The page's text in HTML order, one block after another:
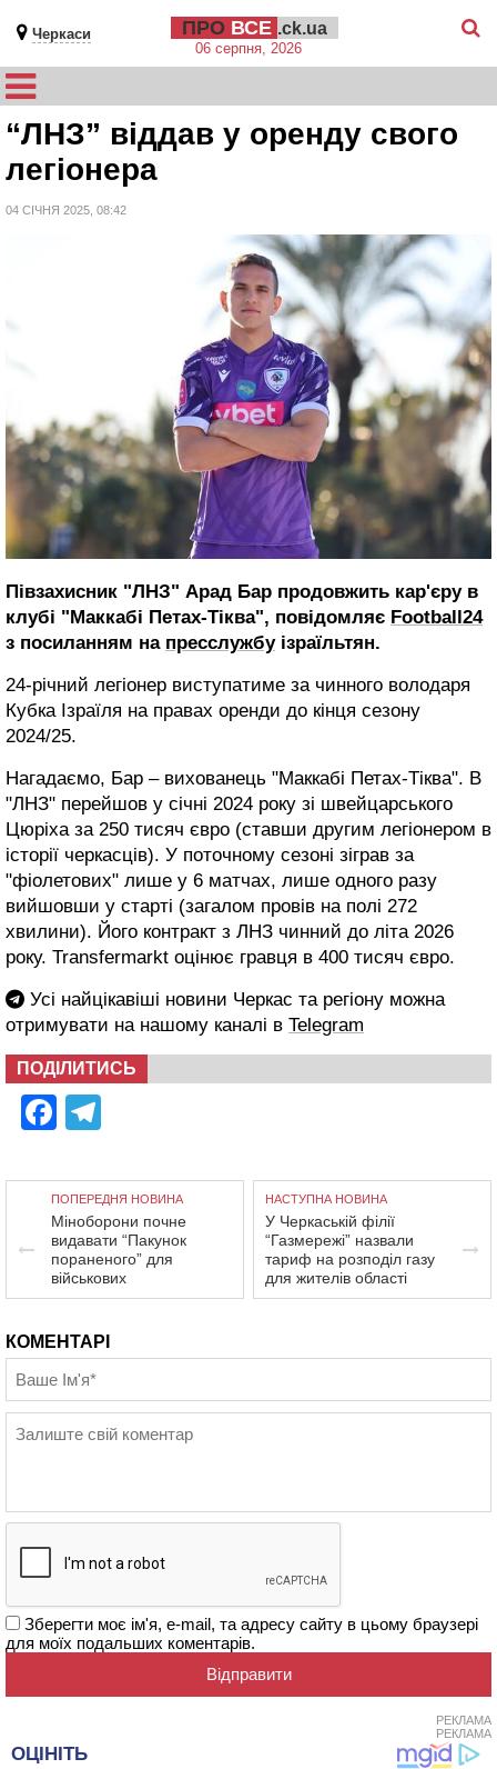
Черкаси ПРО ВСЕ .ck.ua
06 серпня, 2026
“ЛНЗ” віддав у оренду свого
легіонера
04 СІЧНЯ 2025, 08:42
Півзахисник "ЛНЗ" Арад Бар продовжить кар'єру в
клубі "Маккабі Петах-Тіква", повідомляє Football24
з посиланням на пресслужбуізраїльтян.
24-річний легіонер виступатиме за чинного володаря
Кубка Ізраїля на правах оренди до кінця сезону
2024/25.
Нагадаємо, Бар – вихованець "Маккабі Петах-Тіква". В
"ЛНЗ" перейшов у січні 2024 року зі швейцарського
Цюріха за 250 тисяч євро (ставши другим легіонером в
історії черкасців). У поточному сезоні зіграв за
"фіолетових" лише у 6 матчах, лише одного разу
вийшовши у старті (загалом провів на полі 272
хвилини). Його контракт з ЛНЗ чинний до літа 2026
року. Transfermarkt оцінює гравця в 400 тисяч євро.
Усі найцікавіші новини Черкас та регіону можна
отримувати на нашому каналі в Telegram
ПОДІЛИТИСЬ
Facebook
ПОПЕРЕДНЯ НОВИНА
Міноборони почне
видавати “Пакунок
пораненого” для
військових
НАСТУПНА НОВИНА
У Черкаській філії
“Газмережі” назвали
тариф на розподіл газу
для жителів області
КОМЕНТАРІ
Зберегти моє ім'я, e-mail, та адресу сайту в цьому браузері
для моїх подальших коментарів.
РЕКЛАМА
РЕКЛАМА